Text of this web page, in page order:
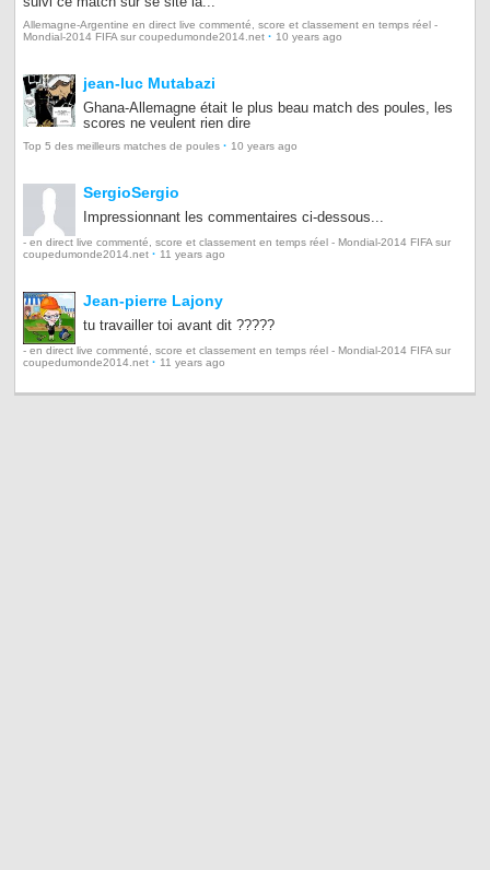
Allemagne-Argentine en direct live commenté, score et classement en temps réel -
Mondial-2014 FIFA sur coupedumonde2014.net · 10 years ago
jean-luc Mutabazi
Ghana-Allemagne était le plus beau match des poules, les
scores ne veulent rien dire
Top 5 des meilleurs matches de poules · 10 years ago
SergioSergio
Impressionnant les commentaires ci-dessous...
- en direct live commenté, score et classement en temps réel - Mondial-2014 FIFA sur
coupedumonde2014.net · 11 years ago
Jean-pierre Lajony
tu travailler toi avant dit ?????
- en direct live commenté, score et classement en temps réel - Mondial-2014 FIFA sur
coupedumonde2014.net · 11 years ago